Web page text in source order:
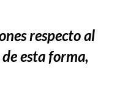
respecto al
esta forma,